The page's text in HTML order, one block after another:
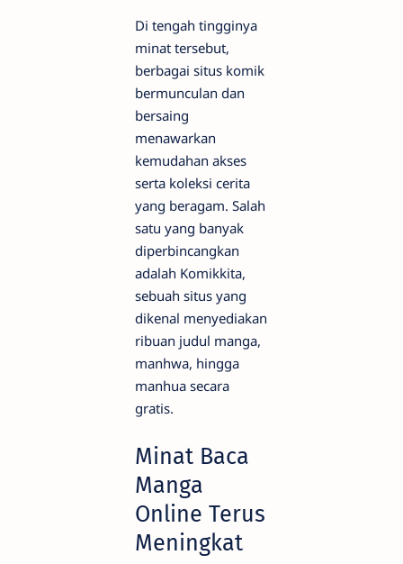
Di tengah tingginya
minat tersebut,
berbagai situs komik
bermunculan dan
bersaing
menawarkan
kemudahan akses
serta koleksi cerita
yang beragam. Salah
satu yang banyak
diperbincangkan
adalah Komikkita,
sebuah situs yang
dikenal menyediakan
ribuan judul manga,
manhwa, hingga
manhua secara
gratis.
Minat Baca
Manga
Online Terus
Meningkat